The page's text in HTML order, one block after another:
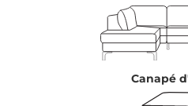
Canapé